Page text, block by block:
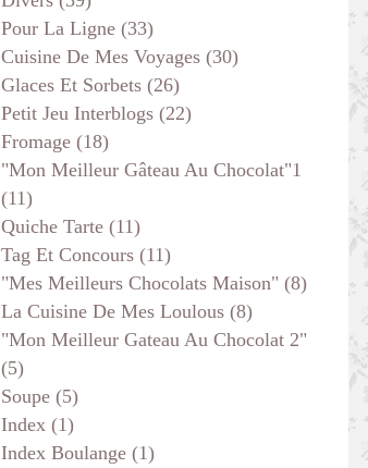
Pour La Ligne (33)
Cuisine De Mes Voyages (30)
Glaces Et Sorbets (26)
Petit Jeu Interblogs (22)
Fromage (18)
"mon Meilleur Gâteau Au Chocolat"1
(11)
Quiche Tarte (11)
Tag Et Concours (11)
"mes Meilleurs Chocolats Maison" (8)
La Cuisine De Mes Loulous (8)
"mon Meilleur Gateau Au Chocolat 2"
(5)
Soupe (5)
Index (1)
Index Boulange (1)